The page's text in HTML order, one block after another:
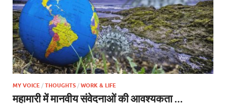
MY VOICE / THOUGHTS / WORK & LIFE
महामारी में मानवीय संवेदनाओं की आवश्यकता …